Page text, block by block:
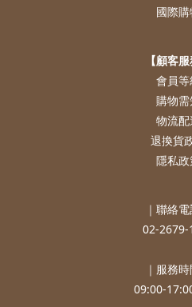
國際購
【顧客服
會員等
購物需
物流配
退換貨
隱私
｜聯絡電
02-2679-
｜服務時
09:00-